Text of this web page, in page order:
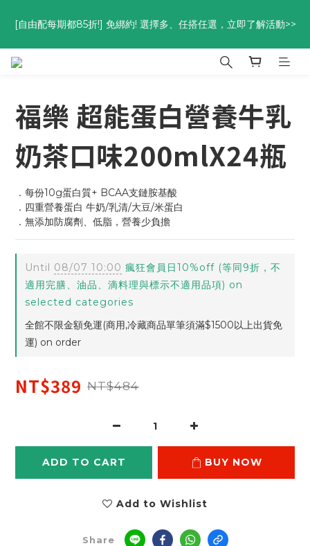
折
[自由配每期都85折!] 免綁約! 選擇多、任搭任選，立即了解活動>>
優惠碼<go300> $3,000折$300  優惠碼<go88> $5,000享88
福樂 超能蛋白營養牛乳
奶茶口味200mlX24瓶
．每份10g蛋白質+ BCAA支鏈胺基酸
．四重營養蛋白 牛奶/乳清/大豆/米蛋白
．無添加防腐劑、低脂，營養少負擔
Until 08/07 10:00 瘋狂會員日10%off (等同9折，不
適用完膳、油品、滴料理與標示不適用品項) on
selected categories
全館不限金額免運(商用,冷藏商品單筆須滿$1500以上出貨免
運) on order
NT$389 NT$484
ADD TO CART BUY NOW
Add to Wishlist
Share